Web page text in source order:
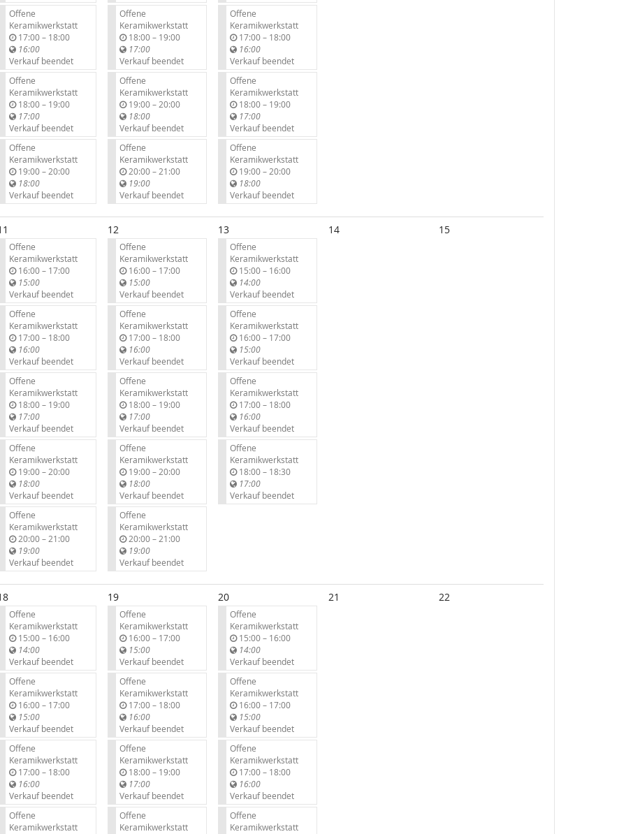
Offene
Keramikwerkstatt
17:00–b
s
18:00
16:00
Verkauf beendet
Offene
Keramikwerkstatt
18:00–b
s
19:00
17:00
Verkauf beendet
Offene
Keramikwerkstatt
19:00–b
s
20:00
18:00
Verkauf beendet
Offene
Keramikwerkstatt
18:00–b
s
19:00
17:00
Verkauf beendet
Offene
Keramikwerkstatt
19:00–b
s
20:00
18:00
Verkauf beendet
Offene
Keramikwerkstatt
20:00–b
s
21:00
19:00
Verkauf beendet
Offene
Keramikwerkstatt
17:00–b
s
18:00
16:00
Verkauf beendet
Offene
Keramikwerkstatt
18:00–b
s
19:00
17:00
Verkauf beendet
Offene
Keramikwerkstatt
19:00–b
s
20:00
18:00
Verkauf beendet
Offene
Keramikwerkstatt
16:00–b
s
17:00
15:00
Verkauf beendet
Offene
Keramikwerkstatt
17:00–b
s
18:00
16:00
Verkauf beendet
Offene
Keramikwerkstatt
18:00–b
s
19:00
17:00
Verkauf beendet
Offene
Keramikwerkstatt
19:00–b
s
20:00
18:00
Verkauf beendet
Offene
Keramikwerkstatt
20:00–b
s
21:00
19:00
Verkauf beendet
12
Offene
Keramikwerkstatt
16:00–b
s
17:00
15:00
Verkauf beendet
Offene
Keramikwerkstatt
17:00–b
s
18:00
16:00
Verkauf beendet
Offene
Keramikwerkstatt
18:00–b
s
19:00
17:00
Verkauf beendet
Offene
Keramikwerkstatt
19:00–b
s
20:00
18:00
Verkauf beendet
Offene
Keramikwerkstatt
20:00–b
s
21:00
19:00
Verkauf beendet
13
Offene
Keramikwerkstatt
15:00–b
s
16:00
14:00
Verkauf beendet
Offene
Keramikwerkstatt
16:00–b
s
17:00
15:00
Verkauf beendet
Offene
Keramikwerkstatt
17:00–b
s
18:00
16:00
Verkauf beendet
Offene
Keramikwerkstatt
18:00–b
s
18:30
17:00
Verkauf beendet
14 15
Offene
Keramikwerkstatt
15:00–b
s
16:00
14:00
Verkauf beendet
Offene
Keramikwerkstatt
16:00–b
s
17:00
15:00
Verkauf beendet
Offene
Keramikwerkstatt
17:00–b
s
18:00
16:00
Verkauf beendet
Offene
Keramikwerkstatt
19
Offene
Keramikwerkstatt
16:00–b
s
17:00
15:00
Verkauf beendet
Offene
Keramikwerkstatt
17:00–b
s
18:00
16:00
Verkauf beendet
Offene
Keramikwerkstatt
18:00–b
s
19:00
17:00
Verkauf beendet
Offene
Keramikwerkstatt
20
Offene
Keramikwerkstatt
15:00–b
s
16:00
14:00
Verkauf beendet
Offene
Keramikwerkstatt
16:00–b
s
17:00
15:00
Verkauf beendet
Offene
Keramikwerkstatt
17:00–b
s
18:00
16:00
Verkauf beendet
Offene
Keramikwerkstatt
21 22